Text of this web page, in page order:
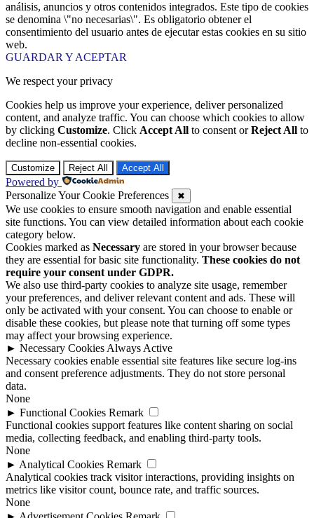
análisis, anuncios y otros contenidos integrados. Este tipo de cookies
se denomina \"no necesarias\". Es obligatorio obtener el
consentimiento del usuario antes de ejecutar estas cookies en su sitio
web.
GUARDAR Y ACEPTAR
We respect your privacy
Cookies help us improve your experience, deliver personalized
content, and analyze traffic. You can choose which cookies to allow
by clicking Customize. Click Accept All to consent orReject All to
decline non-essential cookies.
Customize Reject All Accept All
Powered by
Personalize Your Cookie Preferences
✖
We use cookies to ensure smooth navigation and enable essential
site functions. You can view detailed information about each cookie
category below.
Cookies marked as Necessary are stored in your browser because
they are essential for basic site functionality. These cookies do not
require your consent under GDPR.
We also use third-party cookies to analyze site usage, remember
your preferences, and deliver relevant content and ads. These will
only be activated with your consent. You can choose to enable or
disable these cookies, but please note that turning off some types
may affect your browsing experience.
► Necessary Cookies Always Active
Necessary cookies enable essential site features like secure log-ins
and consent preference adjustments. They do not store personal
data.
None
► Functional Cookies Remark
Functional cookies support features like content sharing on social
media, collecting feedback, and enabling third-party tools.
None
► Analytical Cookies Remark
Analytical cookies track visitor interactions, providing insights on
metrics like visitor count, bounce rate, and traffic sources.
None